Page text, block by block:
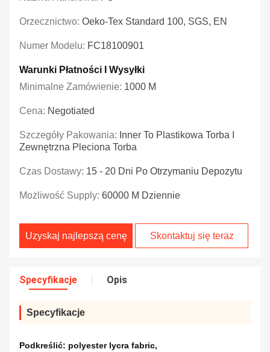
Orzecznictwo: Oeko-Tex Standard 100, SGS, EN
Numer Modelu: FC18100901
Warunki Płatności I Wysyłki
Minimalne Zamówienie: 1000 M
Cena: Negotiated
Szczegóły Pakowania: Inner To Plastikowa Torba I
Zewnętrzna Pleciona Torba
Czas Dostawy: 15 - 20 Dni Po Otrzymaniu Depozytu
Możliwość Supply: 60000 M Dziennie
Uzyskaj najlepszą cenę Skontaktuj się teraz
Specyfikacje Opis
Specyfikacje
Podkreślić: polyester lycra fabric,